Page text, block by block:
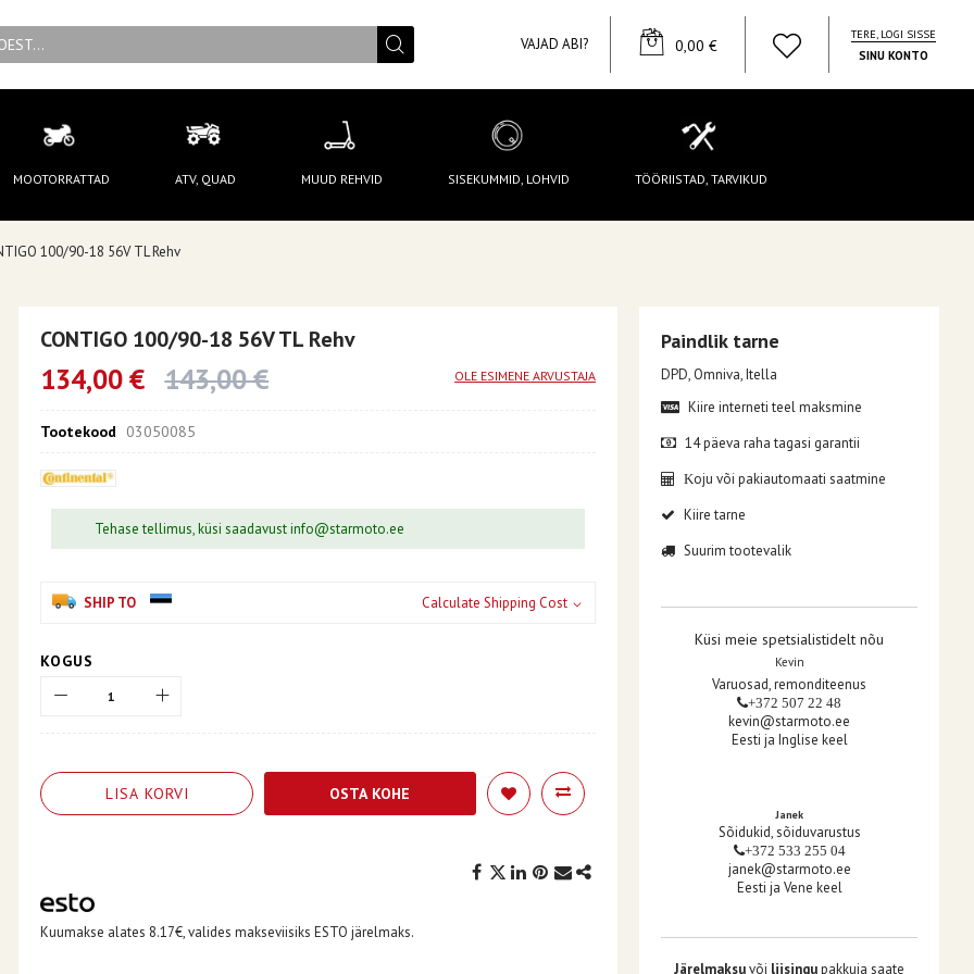
VAJAD ABI? YOUR CART
0,00 €
TERE, LOGI SISSE
SINU KONTO
MOOTORRATTAD ATV, QUAD MUUD REHVID SISEKUMMID, LOHVID TÖÖRIISTAD, TARVIKUD
100/90-18 56V TL Rehv
CONTIGO 100/90-18 56V TL Rehv
134,00 € 143,00 € OLE ESIMENE ARVUSTAJA
Tootekood 03050085
Tehase tellimus, küsi saadavust info@starmoto.ee
SHIP TO Calculate Shipping Cost
KOGUS
LISA KORVI OSTA KOHE
Kuumakse alates 8.17€, valides makseviisiks ESTO järelmaks.
Paindlik tarne
DPD, Omniva, Itella
Kiire interneti teel maksmine
14 päeva raha tagasi garantii
Koju või pakiautomaati saatmine
Kiire tarne
Suurim tootevalik
Küsi meie spetsialistidelt nõu
Kevin
Varuosad, remonditeenus
+372 507 22 48
kevin@starmoto.ee
Eesti ja Inglise keel
Janek
Sõidukid, sõiduvarustus
+372 533 255 04
janek@starmoto.ee
Eesti ja Vene keel
Järelmaksuvõi liisingupakkuja saate